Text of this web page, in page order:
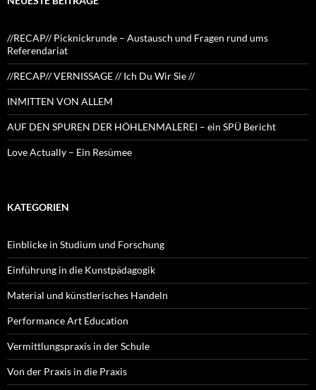
//RECAP// Picknickrunde – Austausch und Fragen rund ums
Referendariat
//RECAP// VERNISSAGE // Ich Du Wir Sie //
INMITTEN VON ALLEM
AUF DEN SPUREN DER HÖHLENMALEREI – ein SPÜ Bericht
Love Actually – Ein Resümee
KATEGORIEN
Einblicke in Studium und Forschung
Einführung in die Kunstpädagogik
Material und künstlerisches Handeln
Performance Art Education
Vermittlungspraxis in der Schule
Von der Praxis in die Praxis